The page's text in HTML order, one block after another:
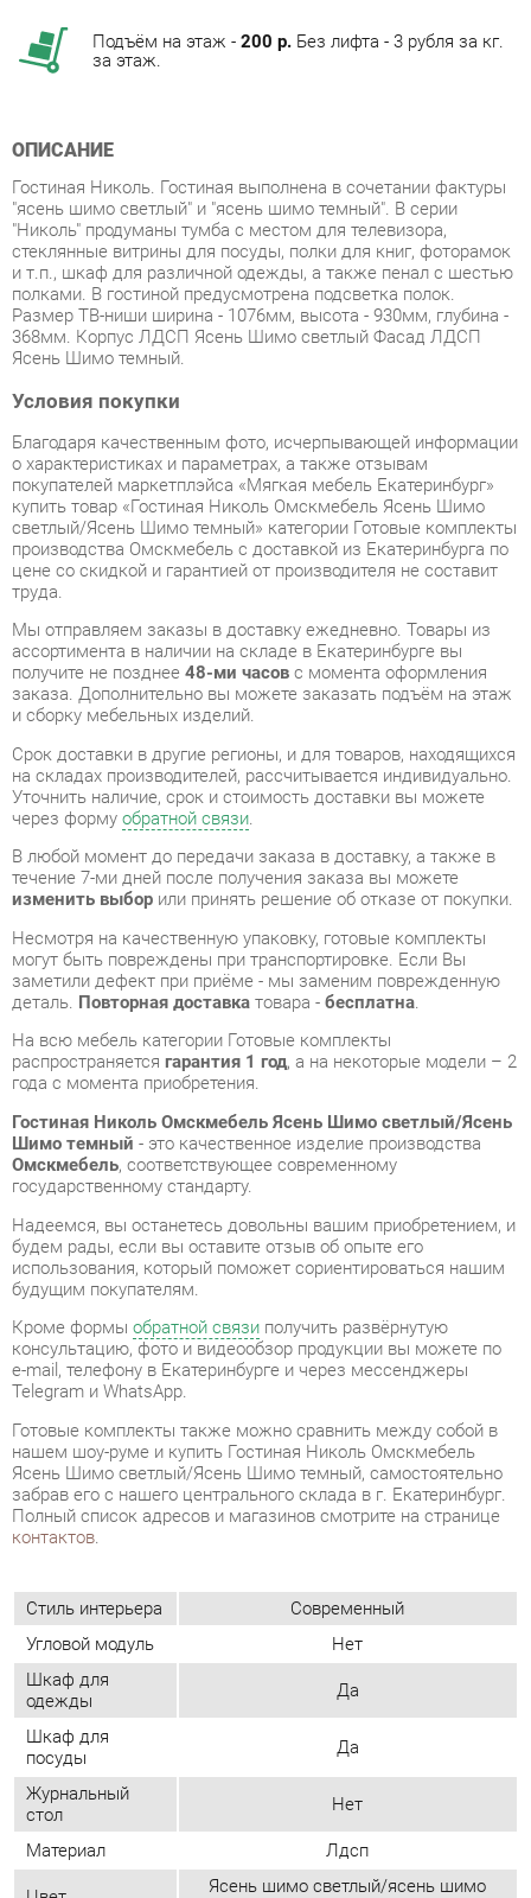
"ясень шимо светлый" и "ясень шимо темный". В серии
стеклянные витрины для посуды, полки для книг, фоторамок
и т.п., шкаф для различной одежды, а также пенал с шестью
полками. В гостиной предусмотрена подсветка полок.
Размер ТВ-ниши ширина - 1076мм, высота - 930мм, глубина -
368мм. Корпус ЛДСП Ясень Шимо светлый Фасад ЛДСП
Ясень Шимо темный.
Условия покупки
о характеристиках и параметрах, а также отзывам
покупателей маркетплэйса «Мягкая мебель Екатеринбург»
купить товар «Гостиная Николь Омскмебель Ясень Шимо
светлый/Ясень Шимо темный» категории Готовые комплекты
производства Омскмебель с доставкой из Екатеринбурга по
цене со скидкой и гарантией от производителя не составит
труда.
Мы отправляем заказы в доставку ежедневно. Товары из
ассортимента в наличии на складе в Екатеринбурге вы
получите не позднее
и сборку мебельных изделий.
Срок доставки в другие регионы, и для товаров, находящихся
на складах производителей, рассчитывается индивидуально.
Уточнить наличие, срок и стоимость доставки вы можете
В любой момент до передачи заказа в доставку, а также в
течение 7-ми дней после получения заказа вы можете
изменить выборили принять решение об отказе от покупки.
Несмотря на качественную упаковку, готовые комплекты
могут быть повреждены при транспортировке. Если Вы
заметили дефект при приёме - мы заменим поврежденную
деталь.Повторная доставка товара -бесплатна.
На всю мебель категории Готовые комплекты
распространяетсягарантия 1 год, а на некоторые модели – 2
года с момента приобретения.
Шимо темный- это качественное изделие производства
Омскмебель, соответствующее современному
государственному стандарту.
Надеемся, вы останетесь довольны вашим приобретением, и
будем рады, если вы оставите отзыв об опыте его
использования, который поможет сориентироваться нашим
будущим покупателям.
Кроме формы обратной связиполучить развёрнутую
консультацию, фото и видеообзор продукции вы можете по
e-mail, телефону в Екатеринбурге и через мессенджеры
Telegram и WhatsApp.
Готовые комплекты также можно сравнить между собой в
нашем шоу-руме и купить Гостиная Николь Омскмебель
Ясень Шимо светлый/Ясень Шимо темный, самостоятельно
забрав его с нашего центрального склада в г. Екатеринбург.
Полный список адресов и магазинов смотрите на странице
контактов.
Стиль интерьера
Современный
Угловой модуль
Нет
Шкаф для
посуды Да
Журнальный
стол
Нет
Материал Лдсп
Цвет
Ясень шимо светлый/ясень шимо
темный
ОТЗЫВЫ
Пока нет отзывов, поделитесь первым своим мнением.